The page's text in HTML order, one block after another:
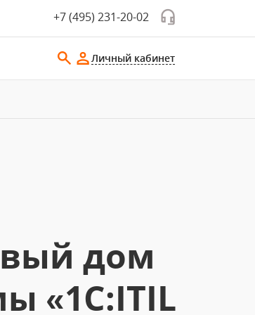
+7 (495) 231-20-02
Личный кабинет
дом
«1С:ITIL